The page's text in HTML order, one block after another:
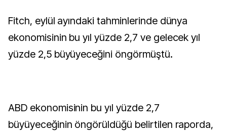
Fitch, eylül ayındaki tahminlerinde dünya
ekonomisinin bu yıl yüzde 2,7 ve gelecek yıl
yüzde 2,5 büyüyeceğini öngörmüştü.
ABD ekonomisinin bu yıl yüzde 2,7
büyüyeceğinin öngörüldüğü belirtilen raporda,